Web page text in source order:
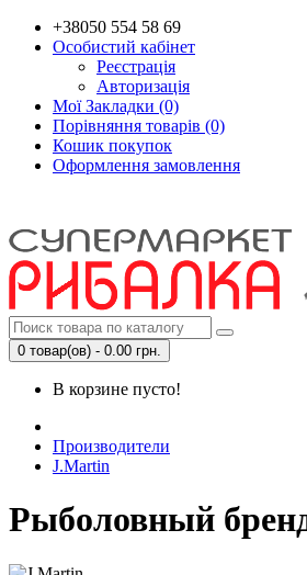
+38050 554 58 69
Особистий кабінет
Реєстрація
Авторизація
Мої Закладки (0)
Порівняння товарів (0)
Кошик покупок
Оформлення замовлення
0 товар(ов) - 0.00 грн.
В корзине пусто!
Производители
J.Martin
Рыболовный